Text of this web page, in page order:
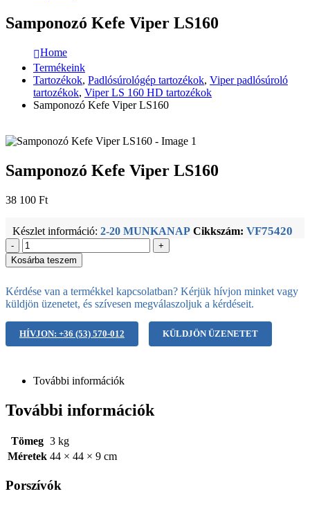
Samponozó Kefe Viper LS160
Home
Termékeink
Tartozékok, Padlósúrológép tartozékok, Viper padlósúroló
tartozékok, Viper LS 160 HD tartozékok
Samponozó Kefe Viper LS160
Samponozó Kefe Viper LS160
38 100 Ft
Készlet információ: 2-20 MUNKANAP Cikkszám: VF75420
-
+
Kosárba teszem
Kérdése van a termékkel kapcsolatban? Kérjük hívjon minket vagy
küldjön üzenetet, és szívesen megválaszoljuk a kérdéseit.
HÍVJON: +36 (53) 570-012 KÜLDJÖN ÜZENETET
További információk
További információk
Tömeg 3 kg
Méretek 44 × 44 × 9 cm
Porszívók